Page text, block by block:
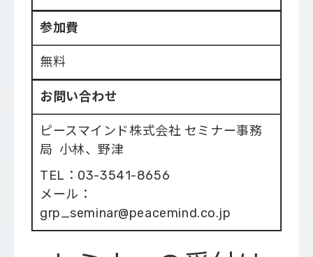
参加費
無料
お問い合わせ
ピースマインド株式会社 セミナー事務
局 小林、野津
TEL：03-3541-8656
メール：
grp_seminar@peacemind.co.jp